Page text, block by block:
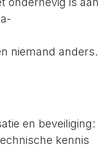
niemand anders.
en beveiliging:
kennis